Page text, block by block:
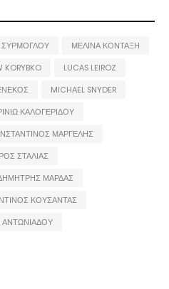
ΣΥΡΜΟΓΛΟΥ
ΜΕΛΙΝΑ ΚΟΝΤΑΞΗ
KORYBKO
LUCAS LEIROZ
MICHAEL SNYDER
ΚΑΛΟΓΕΡΙΔΟΥ
ΜΑΡΓΕΛΗΣ
ΣΤΑΛΙΑΣ
ΜΑΡΔΑΣ
ΚΟΥΣΑΝΤΑΣ